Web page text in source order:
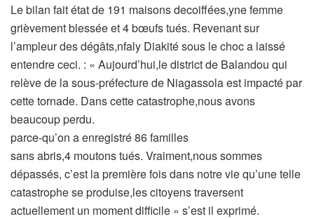
Le bilan fait état de 191 maisons decoiffées,yne femme
grièvement blessée et 4 bœufs tués. Revenant sur
l’ampleur des dégâts,nfaly Diakité sous le choc a laissé
entendre ceci. : « Aujourd’hui,le district de Balandou qui
relève de la sous-préfecture de Niagassola est impacté par
cette tornade. Dans cette catastrophe,nous avons
beaucoup perdu.
parce-qu’on a enregistré 86 familles
sans abris,4 moutons tués. Vraiment,nous sommes
dépassés, c’est la première fois dans notre vie qu’une telle
catastrophe se produise,les citoyens traversent
actuellement un moment difficile » s’est il exprimé.